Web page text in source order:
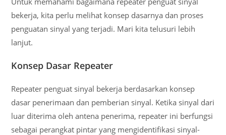
bekerja, kita perlu melihat konsep dasarnya dan proses
penguatan sinyal yang terjadi. Mari kita telusuri lebih
lanjut.
Konsep Dasar Repeater
Repeater penguat sinyal bekerja berdasarkan konsep
dasar penerimaan dan pemberian sinyal. Ketika sinyal dari
luar diterima oleh antena penerima, repeater ini berfungsi
sebagai perangkat pintar yang mengidentifikasi sinyal-